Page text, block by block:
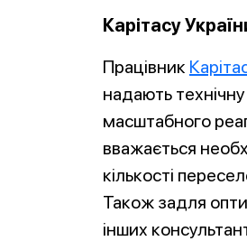
Карітасу
Працівник
надають
масштабного
вважається
кількості
Також задля
інших